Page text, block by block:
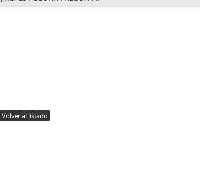
Volver al listado